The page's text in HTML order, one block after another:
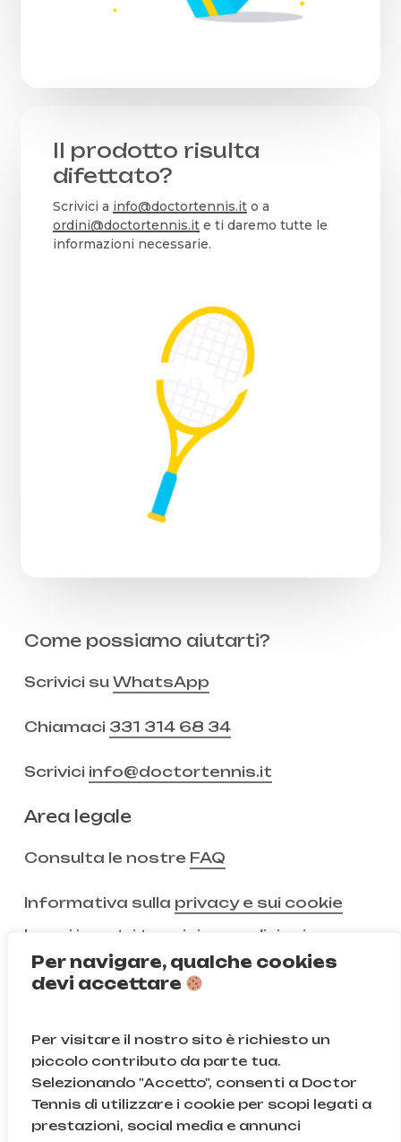
Per navigare, qualche cookies
devi accettare
Per visitare il nostro sito è richiesto un
piccolo contributo da parte tua.
Selezionando "Accetto", consenti a Doctor
Tennis di utilizzare i cookie per scopi legati a
prestazioni, social media e annunci
Il prodotto risulta
difettato?
Scrivici a info@doctortennis.ito a
ordini@doctortennis.ite ti daremo tutte le
informazioni necessarie.
Come possiamo aiutarti?
Scrivici suWhatsApp
Chiamaci 331 314 68 34
Scrivici info@doctortennis.it
Area legale
Consulta le nostre FAQ
Informativa sulla privacy e sui cookie
Leggi i nostri termini e condizioni
Instagram Facebook
TikTok